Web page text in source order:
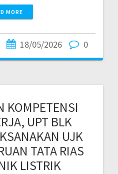
MORE
18/05/2026 0
KOMPETENSI
UPT BLK
UJK
TATA RIAS
LISTRIK